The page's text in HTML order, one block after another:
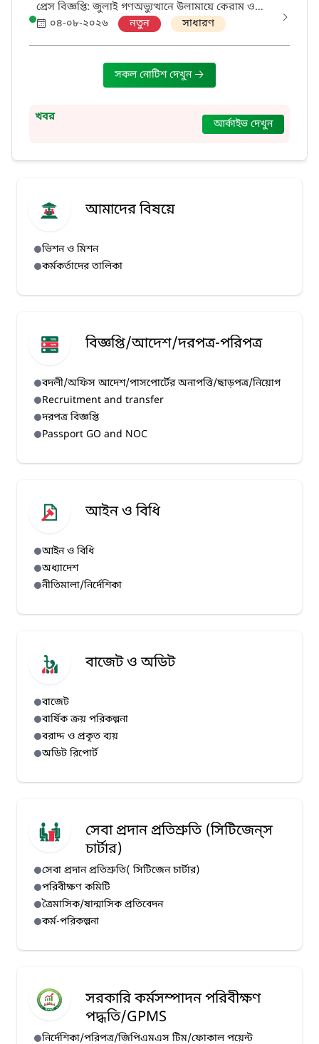
প্রেস বিজ্ঞপ্তি: জুলাই গণঅভ্যুত্থানে উলামায়ে কেরাম ও
মাদ্রাসা শিক্ষার্থীদের অবদান নিয়ে ব্যাপক গবেষণা করা
০৪-০৮-২০২৬ নতুন সাধারণ
সকল নোটিশ দেখুন
খবর আর্কাইভ দেখুন
আমাদের বিষয়ে
ভিশন ও মিশন
কর্মকর্তাদের তালিকা
বিজ্ঞপ্তি/আদেশ/দরপত্র-পরিপত্র
বদলী/অফিস আদেশ/পাসপোর্টের অনাপত্তি/ছাড়পত্র/নিয়োগ
Recruitment and transfer
দরপত্র বিজ্ঞপ্তি
Passport GO and NOC
আইন ও বিধি
আইন ও বিধি
অধ্যাদেশ
নীতিমালা/নির্দেশিকা
বাজেট ও অডিট
বাজেট
বার্ষিক ক্রয় পরিকল্পনা
বরাদ্দ ও প্রকৃত ব্যয়
অডিট রিপোর্ট
সেবা প্রদান প্রতিশ্রুতি (সিটিজেন্‌স
চার্টার)
সেবা প্রদান প্রতিশ্রুতি( সিটিজেন চার্টার)
পরিবীক্ষণ কমিটি
ত্রৈমাসিক/ষান্মাসিক প্রতিবেদন
কর্ম-পরিকল্পনা
সরকারি কর্মসম্পাদন পরিবীক্ষণ
পদ্ধতি/GPMS
নির্দেশিকা/পরিপত্র/জিপিএমএস টিম/ফোকাল পয়েন্ট